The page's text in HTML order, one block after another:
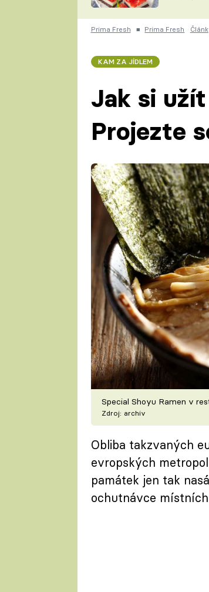
Prima Fresh ■ Prima Fresh
KAM ZA JÍDLEM
Jak si
Projezte
Special Shoyu Ramen v
Zdroj: archiv
Obliba takzvaných
evropských
památek jen tak
ochutnávce